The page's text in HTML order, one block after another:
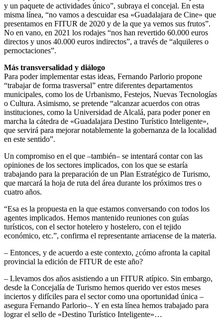
y un paquete de actividades único”, subraya el concejal. En esta
misma línea, “no vamos a descuidar esa «Guadalajara de Cine» que
presentamos en FITUR de 2020 y de la que ya vemos sus frutos”.
No en vano, en 2021 los rodajes “nos han revertido 60.000 euros
directos y unos 40.000 euros indirectos”, a través de “alquileres o
pernoctaciones”.
Más transversalidad y diálogo
Para poder implementar estas ideas, Fernando Parlorio propone
“trabajar de forma trasversal” entre diferentes departamentos
municipales, como los de Urbanismo, Festejos, Nuevas Tecnologías
o Cultura. Asimismo, se pretende “alcanzar acuerdos con otras
instituciones, como la Universidad de Alcalá, para poder poner en
marcha la cátedra de «Guadalajara Destino Turístico Inteligente»,
que servirá para mejorar notablemente la gobernanza de la localidad
en este sentido”.
Un compromiso en el que –también– se intentará contar con las
opiniones de los sectores implicados, con los que se estaría
trabajando para la preparación de un Plan Estratégico de Turismo,
que marcará la hoja de ruta del área durante los próximos tres o
cuatro años.
“Esa es la propuesta en la que estamos conversando con todos los
agentes implicados. Hemos mantenido reuniones con guías
turísticos, con el sector hotelero y hostelero, con el tejido
económico, etc.”, confirma el representante arriacense de la materia.
– Entonces, y de acuerdo a este contexto, ¿cómo afronta la capital
provincial la edición de FITUR de este año?
– Llevamos dos años asistiendo a un FITUR atípico. Sin embargo,
desde la Concejalía de Turismo hemos querido ver estos meses
inciertos y difíciles para el sector como una oportunidad única –
asegura Fernando Parlorio–. Y en esta línea hemos trabajado para
lograr el sello de «Destino Turístico Inteligente»…